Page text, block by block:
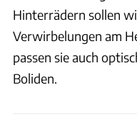
Hinterrädern sollen
Verwirbelungen am
passen sie auch
Boliden.